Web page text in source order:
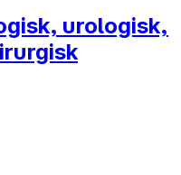
urologisk,